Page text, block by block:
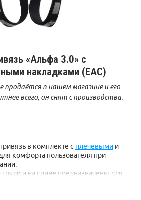
«Альфа 3.0» с
накладками (EAC)
в нашем магазине и его
всего, он снят с производства.
в комплекте с плечевыми и
комфорта пользователя при
и на спине предназначены для
подсистемы и обеспечивают